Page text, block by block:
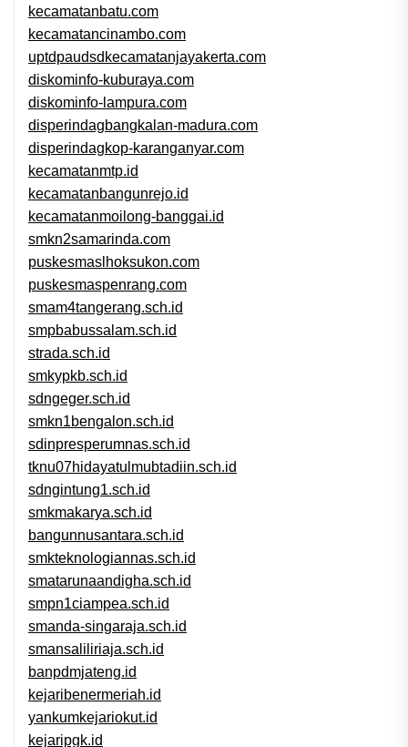
kecamatanbatu.com
kecamatancinambo.com
uptdpaudsdkecamatanjayakerta.com
diskominfo-kuburaya.com
diskominfo-lampura.com
disperindagbangkalan-madura.com
disperindagkop-karanganyar.com
kecamatanmtp.id
kecamatanbangunrejo.id
kecamatanmoilong-banggai.id
smkn2samarinda.com
puskesmaslhoksukon.com
puskesmaspenrang.com
smam4tangerang.sch.id
smpbabussalam.sch.id
strada.sch.id
smkypkb.sch.id
sdngeger.sch.id
smkn1bengalon.sch.id
sdinpresperumnas.sch.id
tknu07hidayatulmubtadiin.sch.id
sdngintung1.sch.id
smkmakarya.sch.id
bangunnusantara.sch.id
smkteknologiannas.sch.id
smatarunaandigha.sch.id
smpn1ciampea.sch.id
smanda-singaraja.sch.id
smansaliliriaja.sch.id
banpdmjateng.id
kejaribenermeriah.id
yankumkejariokut.id
kejaripgk.id